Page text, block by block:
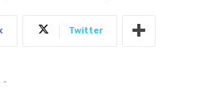
Twitter
-